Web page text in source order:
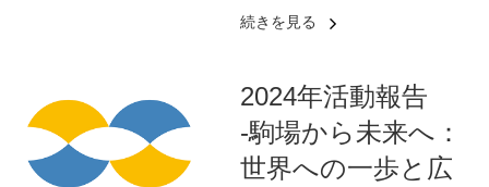
続きを見る
2024年活動報告
-駒場から未来へ：
世界への一歩と広